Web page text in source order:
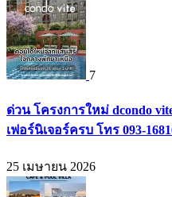
7
ด่วน โครงการใหม่ dcondo
เฟอร์นิเจอร์ครบ โทร 093-
25 เมษายน 2026